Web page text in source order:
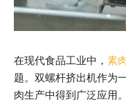
在现代食品工业中， 素
题。双螺杆挤出机作为
肉生产中得到广泛应用